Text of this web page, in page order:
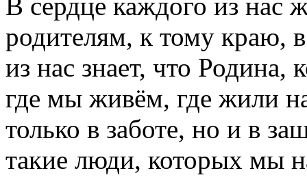
В сердце каждого из нас
родителям, к тому краю,
из нас знает, что
где мы живём, где жили
только в заботе, но и в
такие люди, которых мы